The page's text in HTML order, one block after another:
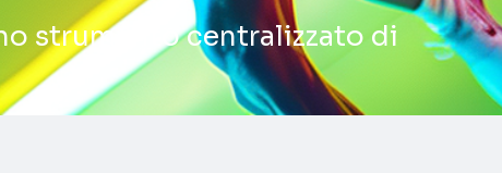
strumento centralizzato di